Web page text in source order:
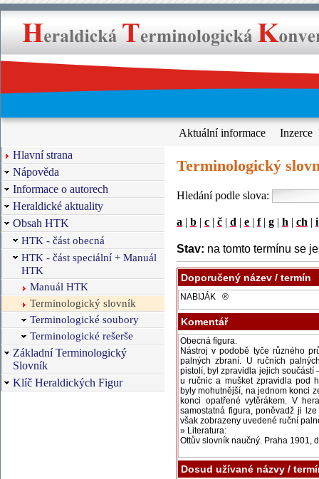
Aktuální informace
Inzerce
Hlavní strana
Nápověda
Informace o autorech
Heraldické aktuality
Obsah HTK
HTK - část obecná
HTK - část speciální + Manuál
HTK
Manuál HTK
Terminologický slovník
Terminologické soubory
Terminologické rešerše
Základní Terminologický
Slovník
Klíč Heraldických Figur
Terminologický
Hledání podle slova:
a | b | c | č | d | e | f| g | h | ch | i
Stav: na tomto termínu se
Doporučený název / termín
Komentář
Dosud užívané názvy /